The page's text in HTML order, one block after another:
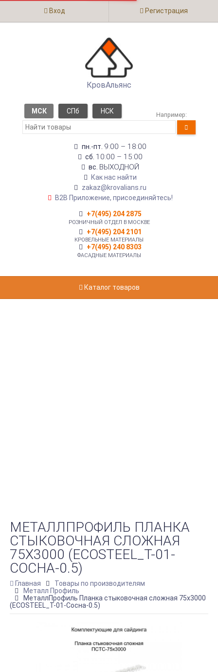
Вход Регистрация
КровАльянс
МСК СПб НСК Например:
пн.-пт. 9:00 – 18:00
сб. 10:00 – 15:00
вс. ВЫХОДНОЙ
Как нас найти
zakaz@krovalians.ru
B2B Приложение, присоединяйтесь!
+7(495) 204 2875
РОЗНИЧНЫЙ ОТДЕЛ В МОСКВЕ
+7(495) 204 2101
КРОВЕЛЬНЫЕ МАТЕРИАЛЫ
+7(495) 240 8303
ФАСАДНЫЕ МАТЕРИАЛЫ
Каталог товаров
МЕТАЛЛПРОФИЛЬ ПЛАНКА
СТЫКОВОЧНАЯ СЛОЖНАЯ
75Х3000 (ECOSTEEL_T-01-
СОСНА-0.5)
Главная
Товары по производителям
Металл Профиль
МеталлПрофиль Планка стыковочная сложная 75х3000
(ECOSTEEL_T-01-Сосна-0.5)